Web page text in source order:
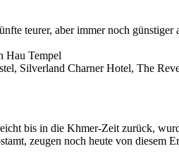
teurer, aber immer noch günstiger
Hau Tempel
Silverland Charner Hotel, The
bis in die Khmer-Zeit zurück,
zeugen noch heute von diesem